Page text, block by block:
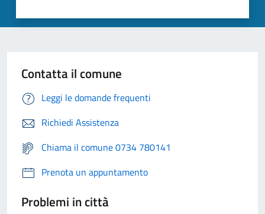
Contatta il comune
Leggi le domande frequenti
Richiedi Assistenza
Chiama il comune 0734 780141
Prenota un appuntamento
Problemi in città